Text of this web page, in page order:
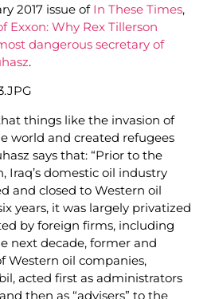
2017 issue of In These Times,
Exxon: Why Rex Tillerson
dangerous secretary of
.
things like the invasion of
world and created refugees
says that: “Prior to the
Iraq’s domestic oil industry
and closed to Western oil
years, it was largely privatized
by foreign firms, including
next decade, former and
Western oil companies,
acted first as administrators
then as “advisers” to the